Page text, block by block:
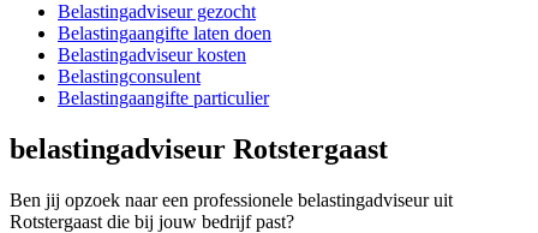
Belastingadviseur gezocht
Belastingaangifte laten doen
Belastingadviseur kosten
Belastingconsulent
Belastingaangifte particulier
belastingadviseur Rotstergaast
Ben jij opzoek naar een professionele belastingadviseur uit
Rotstergaast die bij jouw bedrijf past?